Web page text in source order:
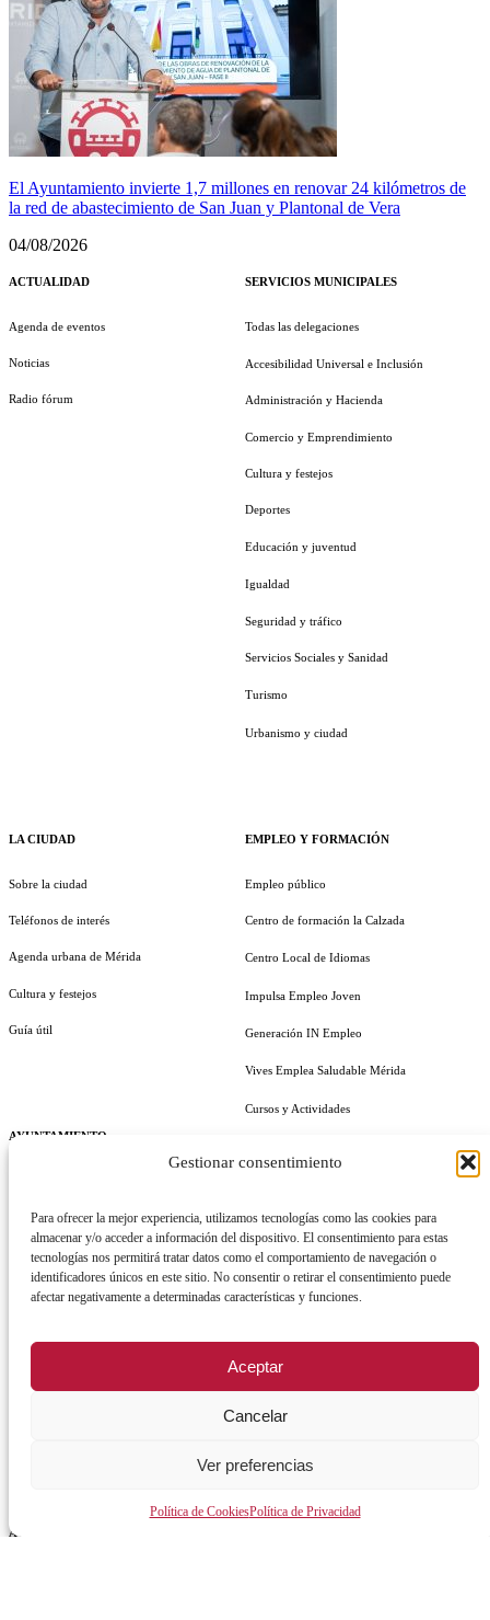
Gestionar consentimiento
Para ofrecer la mejor experiencia, utilizamos tecnologías como las cookies para
almacenar y/o acceder a información del dispositivo. El consentimiento para estas
tecnologías nos permitirá tratar datos como el comportamiento de navegación o
identificadores únicos en este sitio. No consentir o retirar el consentimiento puede
afectar negativamente a determinadas características y funciones.
Aceptar
Cancelar
Ver preferencias
Política de CookiesPolítica de Privacidad
El Ayuntamiento invierte 1,7 millones en renovar 24 kilómetros de
la red de abastecimiento de San Juan y Plantonal de Vera
04/08/2026
ACTUALIDAD
Agenda de eventos
Noticias
Radio fórum
LA CIUDAD
Sobre la ciudad
Teléfonos de interés
Agenda urbana de Mérida
Cultura y festejos
Guía útil
AYUNTAMIENTO
Órganos de gobierno
Normativa y documentación
Transparencia
SERVICIOS MUNICIPALES
Todas las delegaciones
Accesibilidad Universal e Inclusión
Administración y Hacienda
Comercio y Emprendimiento
Cultura y festejos
Deportes
Educación y juventud
Igualdad
Seguridad y tráfico
Servicios Sociales y Sanidad
Turismo
Urbanismo y ciudad
EMPLEO Y FORMACIÓN
Empleo público
Centro de formación la Calzada
Centro Local de Idiomas
Impulsa Empleo Joven
Generación IN Empleo
Vives Emplea Saludable Mérida
Cursos y Actividades
AVISO LEGAL